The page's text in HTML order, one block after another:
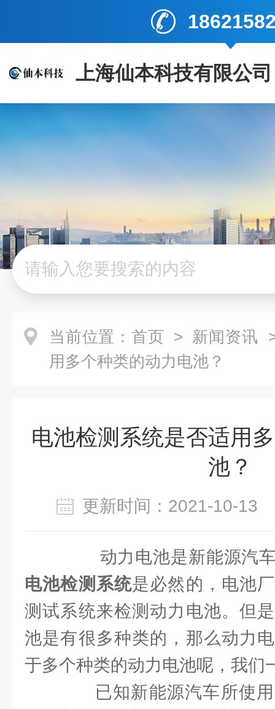
上海仙本科技有限公司
当前位置： 首页 > 新闻资讯
用多个种类的动力电池？
电池检测系统是否适用
池？
更新时间：2021-10-
动力电池是新能源汽车
电池检测系统是必然的，电池
测试系统来检测动力电池。但
池是有很多种类的，那么动力
于多个种类的动力电池呢，我们
已知新能源汽车所使用